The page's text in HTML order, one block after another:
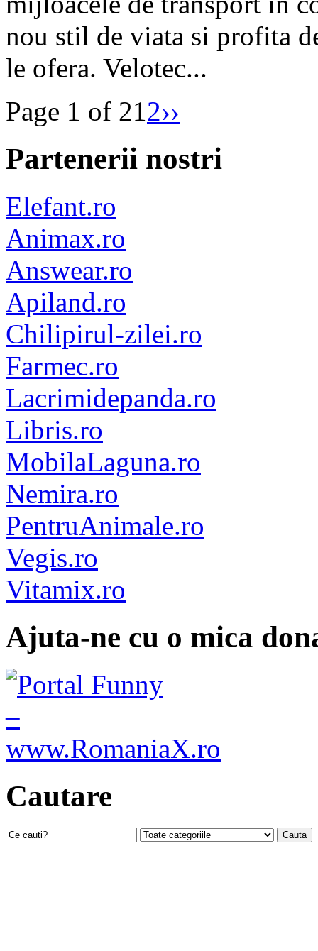
nou stil de viata si profita
le ofera. Velotec...
Page 1 of 212››
Partenerii nostri
Elefant.ro
Animax.ro
Answear.ro
Apiland.ro
Chilipirul-zilei.ro
Farmec.ro
Lacrimidepanda.ro
Libris.ro
MobilaLaguna.ro
Nemira.ro
PentruAnimale.ro
Vegis.ro
Vitamix.ro
Ajuta-ne cu o mica
Cautare